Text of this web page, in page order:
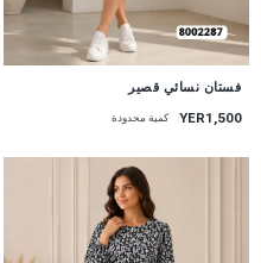
فستان نسائي قصير
YER1,500 كمية محدودة